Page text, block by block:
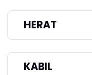
HERAT
KABIL